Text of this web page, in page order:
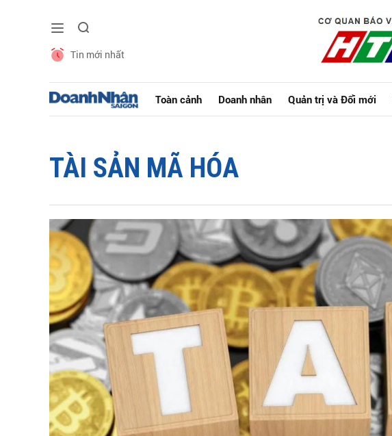
Tin mới nhất
Toàn cảnh Doanh nhân Quản trị và Đổi mới
TÀI SẢN MÃ HÓA